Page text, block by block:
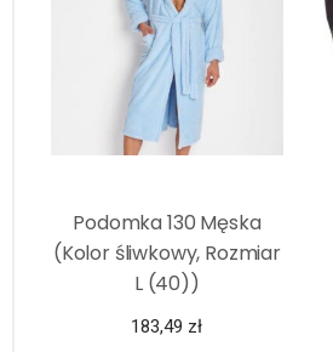
Podomka 130 Męska
(Kolor śliwkowy, Rozmiar
L (40))
183,49 zł